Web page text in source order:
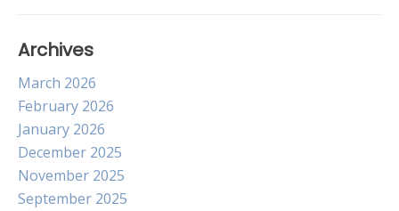
Archives
March 2026
February 2026
January 2026
December 2025
November 2025
September 2025